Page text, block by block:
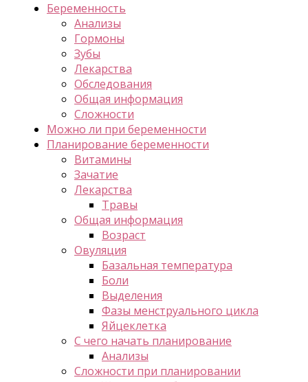
Беременность
Анализы
Гормоны
Зубы
Лекарства
Обследования
Общая информация
Сложности
Можно ли при беременности
Планирование беременности
Витамины
Зачатие
Лекарства
Травы
Общая информация
Возраст
Овуляция
Базальная температура
Боли
Выделения
Фазы менструального цикла
Яйцеклетка
С чего начать планирование
Анализы
Сложности при планировании